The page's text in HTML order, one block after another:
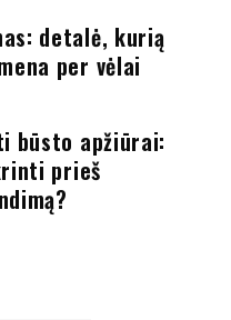
detalė, kurią
per vėlai
būsto apžiūrai:
prieš